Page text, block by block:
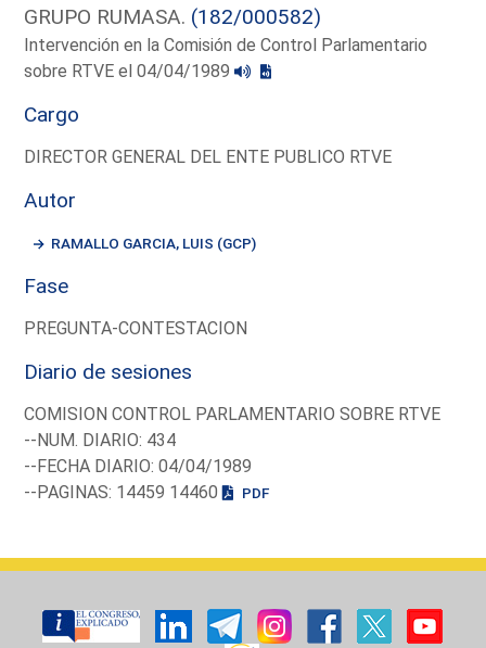
GRUPO RUMASA. (182/000582)
Intervención en la Comisión de Control Parlamentario
sobre RTVE el 04/04/1989
Cargo
DIRECTOR GENERAL DEL ENTE PUBLICO RTVE
Autor
RAMALLO GARCIA, LUIS (GCP)
Fase
PREGUNTA-CONTESTACION
Diario de sesiones
COMISION CONTROL PARLAMENTARIO SOBRE RTVE
--NUM. DIARIO: 434
--FECHA DIARIO: 04/04/1989
--PAGINAS: 14459 14460
PDF